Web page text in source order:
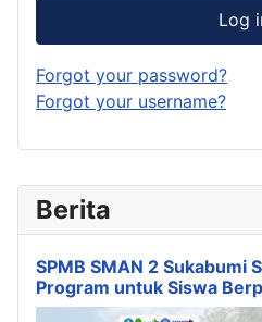
Berita
SPMB SMAN 2 Sukabumi
Program untuk Siswa
Log
Forgot your password?
Forgot your username?